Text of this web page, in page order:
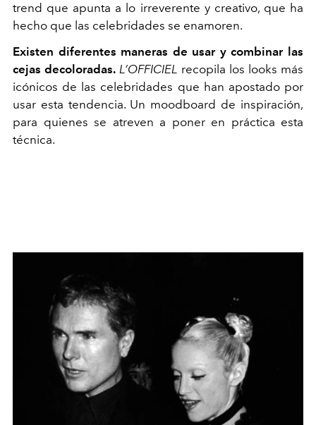
trend que apunta a lo irreverente y creativo, que ha
hecho que las celebridades se enamoren.
Existen diferentes maneras de usar y combinar las
cejas decoloradas. L’OFFICIEL recopila los looks más
icónicos de las celebridades que han apostado por
usar esta tendencia. Un moodboard de inspiración,
para quienes se atreven a poner en práctica esta
técnica.